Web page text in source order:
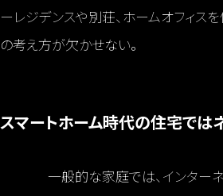
ーレジデンスや別荘、ホームオフィス
の考え方が欠かせない。
スマートホーム時代の住宅では
一般的な家庭では、インター